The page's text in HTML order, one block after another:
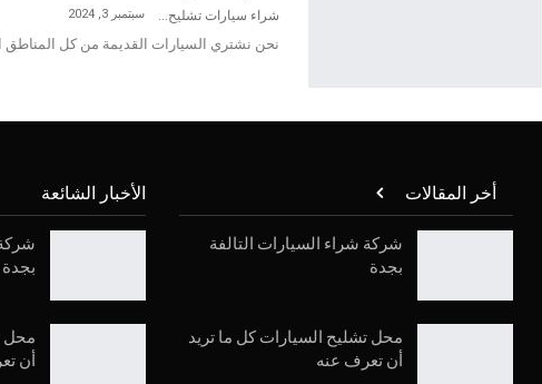
شراء سيارات تشليح سبتمبر 3, 2024
نحن نشتري السيارات القديمة من كل المناطق
أخر المقالات
شركة شراء السيارات التالفة
بجدة
محل تشليح السيارات كل ما تريد
أن تعرف عنه
الأخبار الشائعة
بجدة
محل
أن